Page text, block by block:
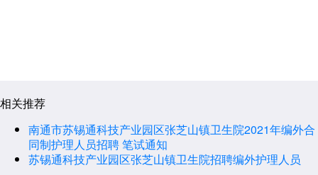
相关推荐
南通市苏锡通科技产业园区张芝山镇卫生院2021年编外合
同制护理人员招聘 笔试通知
苏锡通科技产业园区张芝山镇卫生院招聘编外护理人员